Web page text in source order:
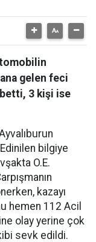
gelen feci
3 kişi ise
bilgiye
O.E.
kazayı
hemen 112 Acil
olay yerine çok
sevk edildi.